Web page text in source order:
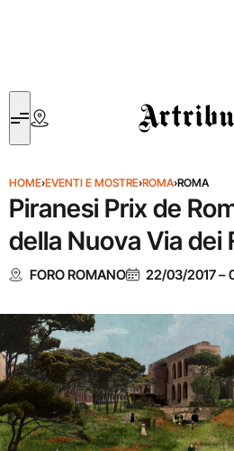
Artribune
HOME›EVENTI E MOSTRE›ROMA›ROMA
Piranesi Prix de
della Nuova Via dei
FORO ROMANO 22/03/2017–